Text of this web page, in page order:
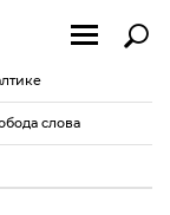
слова